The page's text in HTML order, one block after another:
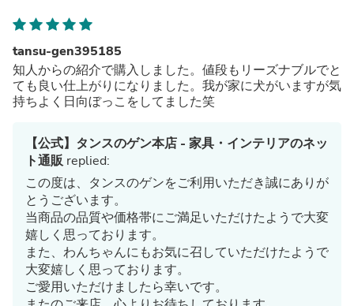
tansu-gen395185
知人からの紹介で購入しました。値段もリーズナブルでと
ても良い仕上がりになりました。我が家に犬がいますが気
持ちよく日向ぼっこをしてました笑
【公式】タンスのゲン本店 - 家具・インテリアのネッ
ト通販replied:
この度は、タンスのゲンをご利用いただき誠にありが
とうございます。
当商品の品質や価格帯にご満足いただけたようで大変
嬉しく思っております。
また、わんちゃんにもお気に召していただけたようで
大変嬉しく思っております。
ご愛用いただけましたら幸いです。